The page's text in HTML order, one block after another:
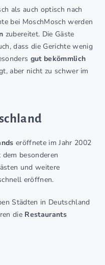
als auch optisch nach
bei MoschMosch werden
zubereitet. Die Gäste
dass die Gerichte wenig
gut bekömmlich
aber nicht zu schwer im
eröffnete im Jahr 2002
besonderen
und weitere
eröffnen.
Städten in Deutschland
die Restaurants